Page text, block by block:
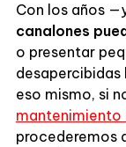
Con los años
canalones
o presentar
desapercibidas
eso mismo, si
mantenimiento
procederemos